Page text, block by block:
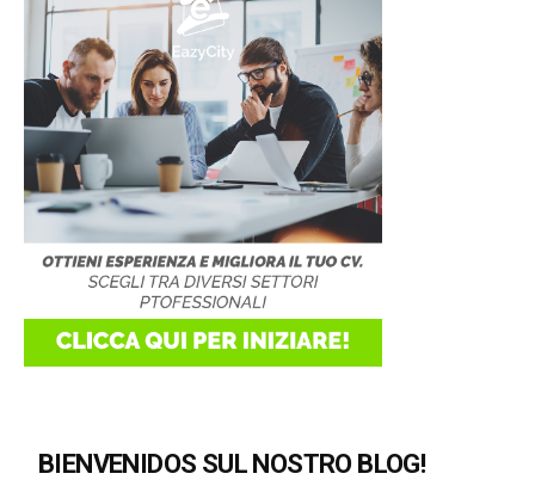
BIENVENIDOS SUL NOSTRO BLOG!